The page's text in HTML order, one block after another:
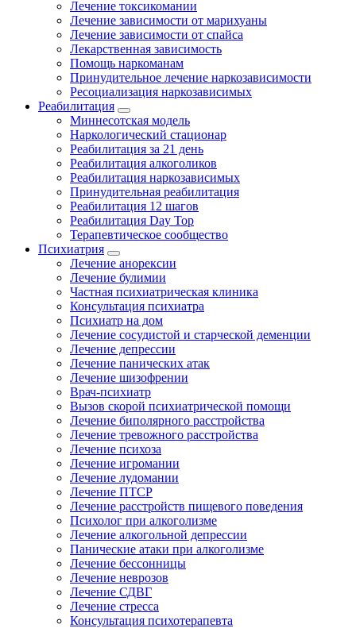
Лечение токсикомании
Лечение зависимости от марихуаны
Лечение зависимости от спайса
Лекарственная зависимость
Помощь наркоманам
Принудительное лечение наркозависимости
Ресоциализация наркозависимых
Реабилитация
Миннесотская модель
Наркологический стационар
Реабилитация за 21 день
Реабилитация алкоголиков
Реабилитация наркозависимых
Принудительная реабилитация
Реабилитация 12 шагов
Реабилитация Day Top
Терапевтическое сообщество
Психиатрия
Лечение анорексии
Лечение булимии
Частная психиатрическая клиника
Консультация психиатра
Психиатр на дом
Лечение сосудистой и старческой деменции
Лечение депрессии
Лечение панических атак
Лечение шизофрении
Врач-психиатр
Вызов скорой психиатрической помощи
Лечение биполярного расстройства
Лечение тревожного расстройства
Лечение психоза
Лечение игромании
Лечение лудомании
Лечение ПТСР
Лечение расстройств пищевого поведения
Психолог при алкоголизме
Лечение алкогольной депрессии
Панические атаки при алкоголизме
Лечение бессонницы
Лечение неврозов
Лечение СДВГ
Лечение стресса
Консультация психотерапевта